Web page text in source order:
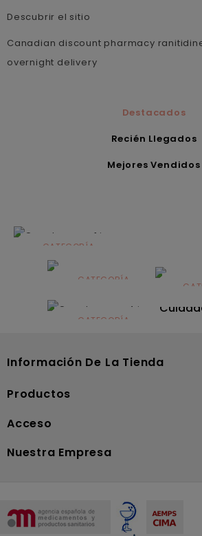
Descubrir el sitio
Canadian discount pharmacy
overnight delivery
Destacados
Recién Llegados
Mejores Vendidos
CATEGORÍA
Alimentación
infantilCATEGORÍA
Dermocosmética
CATEGORÍA
Información De La Tienda
Productos
Acceso
Nuestra Empresa